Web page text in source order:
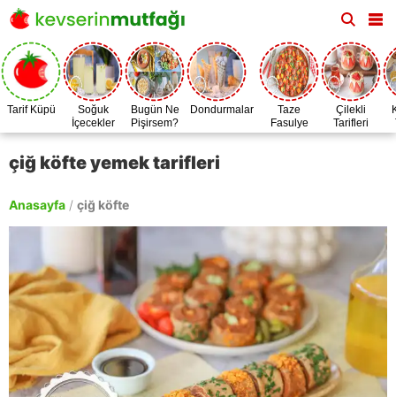
Tarif Küpü
Soğuk
İçecekler
Bugün Ne
Pişirsem?
Dondurmalar
Taze
Fasulye
Zamanı
Çilekli
Tarifleri
çiğ köfte yemek tarifleri
Anasayfa / çiğ köfte